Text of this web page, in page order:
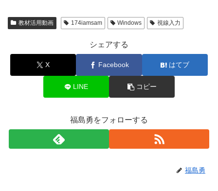
教材活用動画 174iamsam Windows 視線入力
シェアする
X Facebook はてブ
LINE コピー
福島勇をフォローする
福島勇